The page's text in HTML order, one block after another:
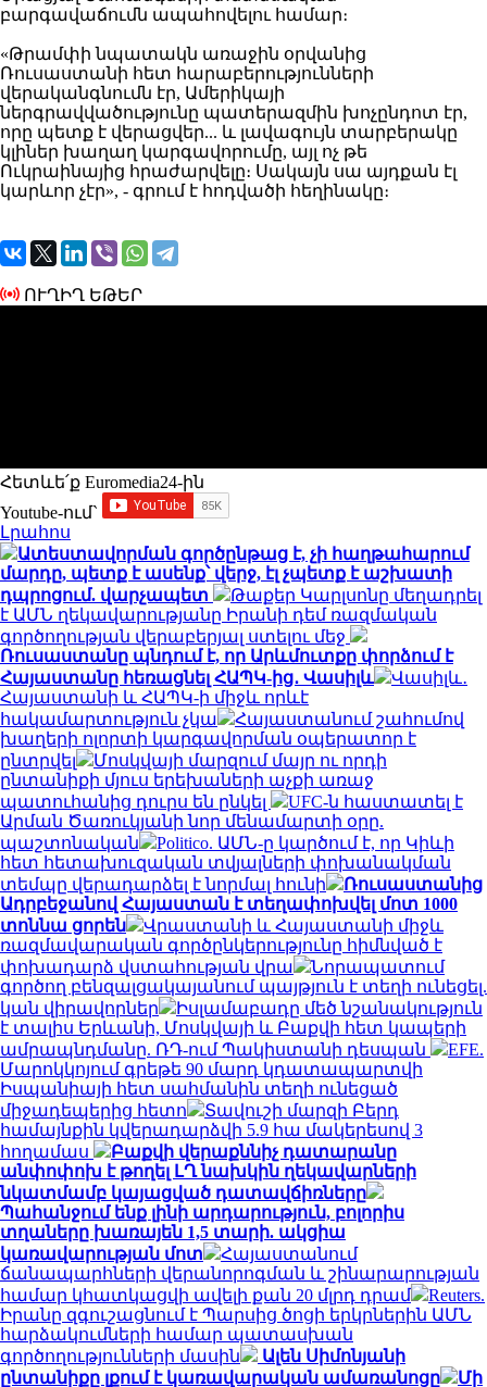
բարգավաճումն ապահովելու համար։
«Թրամփի նպատակն առաջին օրվանից
Ռուսաստանի հետ հարաբերությունների
վերականգնումն էր, Ամերիկայի
ներգրավվածությունը պատերազմին խոչընդոտ էր,
որը պետք է վերացվեր... և լավագույն տարբերակը
կլիներ խաղաղ կարգավորումը, այլ ոչ թե
Ուկրաինայից հրաժարվելը։ Սակայն սա այդքան էլ
կարևոր չէր», - գրում է հոդվածի հեղինակը։
ՈՒՂԻՂ ԵԹԵՐ
Հետևե՛ք Euromedia24-ին
Youtube-ում`
Լրահոս
Ատեստավորման գործընթաց է, չի հաղթահարում
մարդը, պետք է ասենք՝ վերջ, էլ չպետք է աշխատի
դպրոցում. վարչապետ
Թաքեր Կարլսոնը մեղադրել
է ԱՄՆ ղեկավարությանը Իրանի դեմ ռազմական
գործողության վերաբերյալ ստելու մեջ
Ռուսաստանը պնդում է, որ Արևմուտքը փորձում է
Հայաստանը հեռացնել ՀԱՊԿ-ից․ Վասիլև
Վասիլև․
Հայաստանի և ՀԱՊԿ-ի միջև որևէ
հակամարտություն չկա
Հայաստանում շահումով
խաղերի ոլորտի կարգավորման օպերատոր է
ընտրվել
Մոսկվայի մարզում մայր ու որդի
ընտանիքի մյուս երեխաների աչքի առաջ
պատուհանից դուրս են ընկել
UFC-ն հաստատել է
Արման Ծառուկյանի նոր մենամարտի օրը.
պաշտոնական
Politico. ԱՄՆ-ը կարծում է, որ Կիևի
հետ հետախուզական տվյալների փոխանակման
տեմպը վերադարձել է նորմալ հունի
Ռուսաստանից
Ադրբեջանով Հայաստան է տեղափոխվել մոտ 1000
տոննա ցորեն
Վրաստանի և Հայաստանի միջև
ռազմավարական գործընկերությունը հիմնված է
փոխադարձ վստահության վրա
Նորապատում
գործող բենզալցակայանում պայթյուն է տեղի ունեցել.
կան վիրավորներ
Իսլամաբադը մեծ նշանակություն
է տալիս Երևանի, Մոսկվայի և Բաքվի հետ կապերի
ամրապնդմանը. ՌԴ-ում Պակիստանի դեսպան
EFE.
Մարոկկոյում գրեթե 90 մարդ կդատապարտվի
Իսպանիայի հետ սահմանին տեղի ունեցած
միջադեպերից հետո
Տավուշի մարզի Բերդ
համայնքին կվերադարձվի 5.9 հա մակերեսով 3
հողամաս
Բաքվի վերաքննիչ դատարանը
անփոփոխ է թողել ԼՂ նախկին ղեկավարների
նկատմամբ կայացված դատավճիռները
Պահանջում ենք լինի արդարություն, բոլորիս
տղաները խառայեն 1,5 տարի. ակցիա
կառավարության մոտ
Հայաստանում
ճանապարհների վերանորոգման և շինարարության
համար կհատկացվի ավելի քան 20 մլրդ դրամ
Reuters.
Իրանը զգուշացնում է Պարսից ծոցի երկրներին ԱՄՆ
հարձակումների համար պատասխան
գործողությունների մասին
Ալեն Սիմոնյանի
ընտանիքը լքում է կառավարական ամառանոցը
Մի